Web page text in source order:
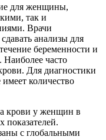
для женщины,
так и
Врачи
анализы для
беременности и
Наиболее часто
Для диагностики
количество
крови у женщин в
показателей.
с глобальными